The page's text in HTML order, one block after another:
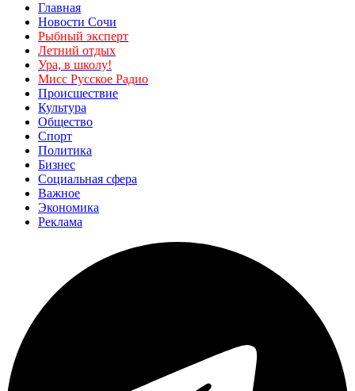
Главная
Новости Сочи
Рыбный эксперт
Летний отдых
Ура, в школу!
Мисс Русское Радио
Происшествие
Культура
Общество
Спорт
Политика
Бизнес
Социальная сфера
Важное
Экономика
Реклама